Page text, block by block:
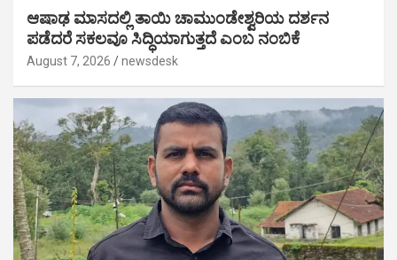
ಆಷಾಢ ಮಾಸದಲ್ಲಿ ತಾಯಿ ಚಾಮುಂಡೇಶ್ವರಿಯ ದರ್ಶನ
ಪಡೆದರೆ ಸಕಲವೂ ಸಿದ್ಧಿಯಾಗುತ್ತದೆ ಎಂಬ ನಂಬಿಕೆ
August 7, 2026 newsdesk